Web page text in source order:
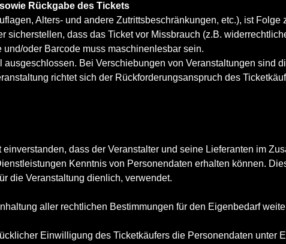
Rückgabe des Tickets
Alters- und andere Zutrittsbeschränkungen, etc.), ist
sicherstellen, dass das Ticket vor Missbrauch (z.B.
oder Barcode muss maschinenlesbar sein.
Bei Verschiebungen von Veranstaltungen sind
richtet sich der Rückforderungsanspruch des
dass der Veranstalter und seine Lieferanten im
Kenntnis von Personendaten erhalten können.
die Veranstaltung dienlich, verwendet.
aller rechtlichen Bestimmungen für den Eigenbedarf
Einwilligung des Ticketkäufers die Personendaten unter